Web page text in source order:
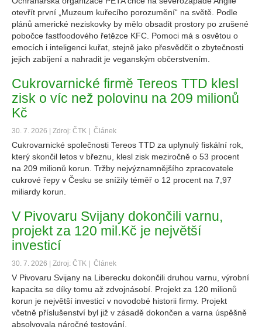
otevřít první „Muzeum kuřecího porozumění“ na světě. Podle
plánů americké neziskovky by mělo obsadit prostory po zrušené
pobočce fastfoodového řetězce KFC. Pomoci má s osvětou o
emocích i inteligenci kuřat, stejně jako přesvědčit o zbytečnosti
jejich zabíjení a nahradit je veganským občerstvením.
Cukrovarnické firmě Tereos TTD klesl
zisk o víc než polovinu na 209 milionů
Kč
30. 7. 2026 | Zdroj: ČTK | Článek
Cukrovarnické společnosti Tereos TTD za uplynulý fiskální rok,
který skončil letos v březnu, klesl zisk meziročně o 53 procent
na 209 milionů korun. Tržby nejvýznamnějšího zpracovatele
cukrové řepy v Česku se snížily téměř o 12 procent na 7,97
miliardy korun.
V Pivovaru Svijany dokončili varnu,
projekt za 120 mil.Kč je největší
investicí
30. 7. 2026 | Zdroj: ČTK | Článek
V Pivovaru Svijany na Liberecku dokončili druhou varnu, výrobní
kapacita se díky tomu až zdvojnásobí. Projekt za 120 milionů
korun je největší investicí v novodobé historii firmy. Projekt
včetně příslušenství byl již v zásadě dokončen a varna úspěšně
absolvovala náročné testování.